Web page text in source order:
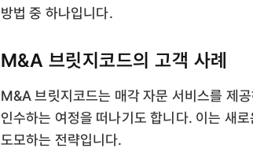
방법 중 하나입니다.
M&A 브릿지코드의 고객 사례
M&A 브릿지코드는 매각 자문 서비스를 제
인수하는 여정을 떠나기도 합니다. 이는 새
도모하는 전략입니다.